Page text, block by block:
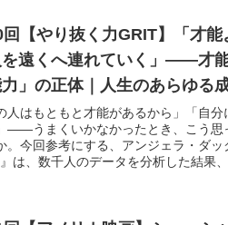
回【やり抜く力GRIT】「才能
を遠くへ連れていく」——才
」の正体｜人生のあらゆる
人はもともと才能があるから」「自
——うまくいかなかったとき、こう思
。今回参考にする、アンジェラ・ダッ
は、数千人のデータを分析した結果
る要因は「才能」ではなく、「情熱（
）の組み合わせ」——つま